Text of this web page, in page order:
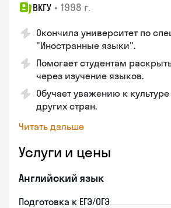
ВКГУ • 1998 г.
Окончила университет по
"Иностранные языки".
Помогает студентам
через изучение языков.
Обучает уважению к
других стран.
Читать дальше
Услуги и цены
Английский язык
Подготовка к ЕГЭ/ОГЭ